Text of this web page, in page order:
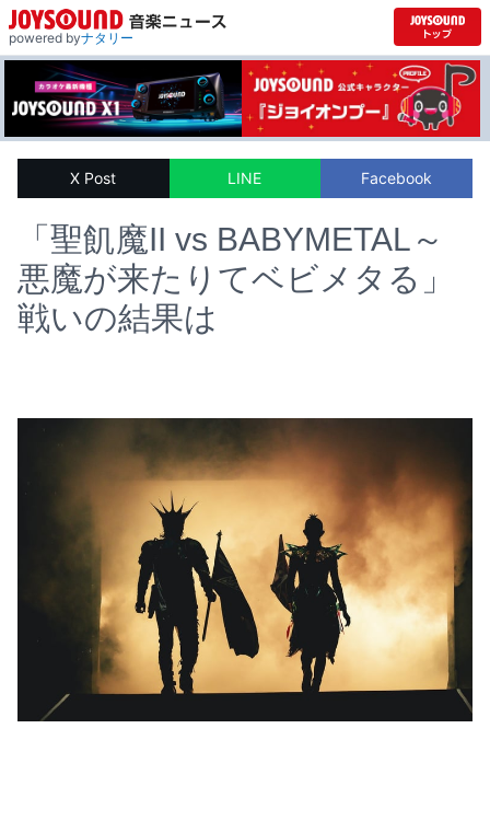
powered byナタリー
X Post LINE Facebook
「聖飢魔II vs BABYMETAL～
悪魔が来たりてベビメタる」
戦いの結果は